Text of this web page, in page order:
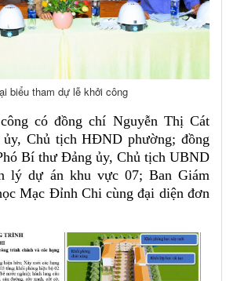
biểu tham dự lễ khởi công
có đồng chí Nguyễn Thị Cát
Chủ tịch HĐND phường; đồng
Bí thư Đảng ủy, Chủ tịch UBND
lý dự án khu vực 07; Ban Giám
Mạc Đỉnh Chi cùng đại diện đơn